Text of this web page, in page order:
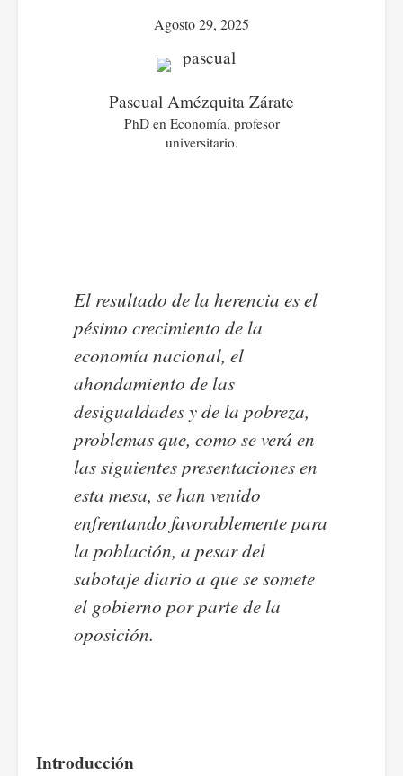
Agosto 29, 2025
Pascual Amézquita Zárate
PhD en Economía, profesor
universitario.
El resultado de la herencia es el
pésimo crecimiento de la
economía nacional, el
ahondamiento de las
desigualdades y de la pobreza,
problemas que, como se verá en
las siguientes presentaciones en
esta mesa, se han venido
enfrentando favorablemente para
la población, a pesar del
sabotaje diario a que se somete
el gobierno por parte de la
oposición.
Introducción